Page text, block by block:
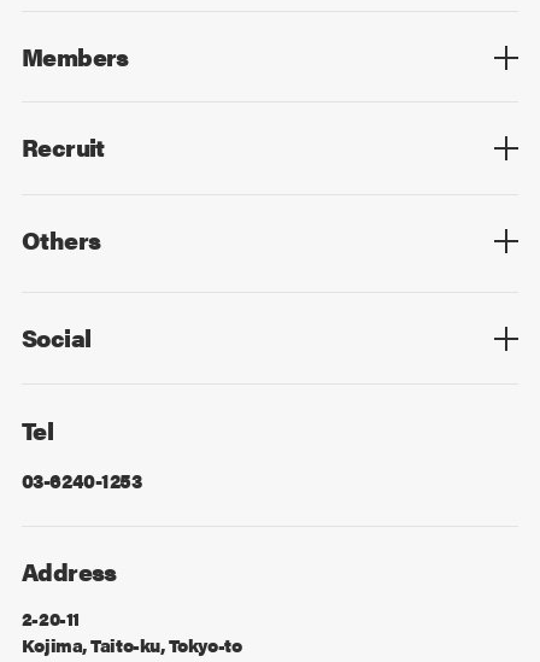
Members
Recruit
Others
Social
Tel
03-6240-1253
Address
2-20-11
Kojima, Taito-ku, Tokyo-to